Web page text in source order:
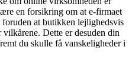
en forsikring om at e-firmaet
at butikken lejlighedsvis
Dette er desuden din
du skulle få vanskeligheder i